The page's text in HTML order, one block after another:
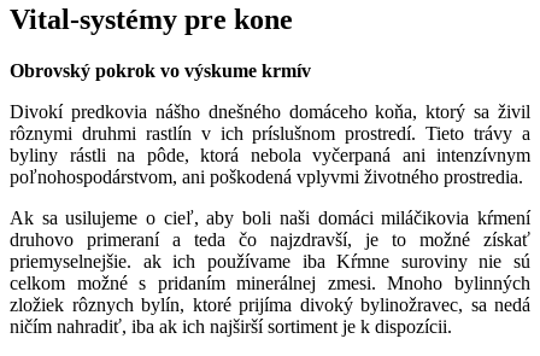
Vital-systémy pre kone
Obrovský pokrok vo výskume krmív
Divokí predkovia nášho dnešného domáceho koňa, ktorý sa živil
rôznymi druhmi rastlín v ich príslušnom prostredí. Tieto trávy a
byliny rástli na pôde, ktorá nebola vyčerpaná ani intenzívnym
poľnohospodárstvom, ani poškodená vplyvmi životného prostredia.
Ak sa usilujeme o cieľ, aby boli naši domáci miláčikovia kŕmení
druhovo primeraní a teda čo najzdravší, je to možné získať
priemyselnejšie. ak ich používame iba Kŕmne suroviny nie sú
celkom možné s pridaním minerálnej zmesi. Mnoho bylinných
zložiek rôznych bylín, ktoré prijíma divoký bylinožravec, sa nedá
ničím nahradiť, iba ak ich najširší sortiment je k dispozícii.